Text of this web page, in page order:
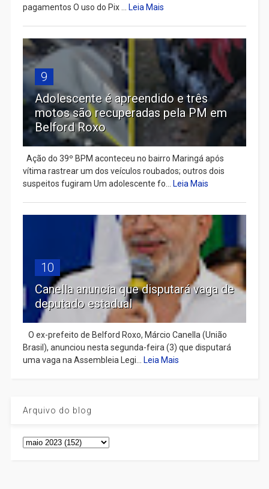
pagamentos O uso do Pix ... Leia Mais
9
Adolescente é apreendido e três
motos são recuperadas pela PM em
Belford Roxo
Ação do 39º BPM aconteceu no bairro Maringá após
vítima rastrear um dos veículos roubados; outros dois
suspeitos fugiram Um adolescente fo... Leia Mais
10
Canella anuncia que disputará vaga de
deputado estadual
​ O ex-prefeito de Belford Roxo, Márcio Canella (União
Brasil), anunciou nesta segunda-feira (3) que disputará
uma vaga na Assembleia Legi... Leia Mais
Arquivo do blog